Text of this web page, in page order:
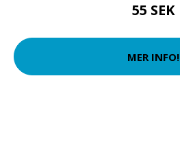
55 SEK
MER INFO!